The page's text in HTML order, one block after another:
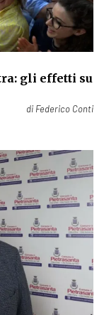
gli effetti su
di Federico Conti